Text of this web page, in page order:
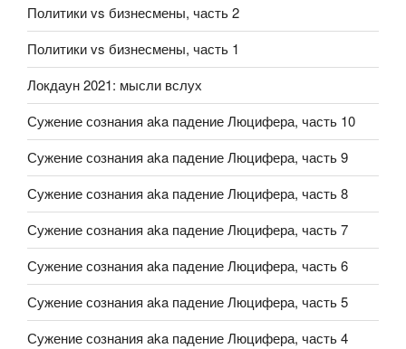
Политики vs бизнесмены, часть 2
Политики vs бизнесмены, часть 1
Локдаун 2021: мысли вслух
Сужение сознания aka падение Люцифера, часть 10
Сужение сознания aka падение Люцифера, часть 9
Сужение сознания aka падение Люцифера, часть 8
Сужение сознания aka падение Люцифера, часть 7
Сужение сознания aka падение Люцифера, часть 6
Сужение сознания aka падение Люцифера, часть 5
Сужение сознания aka падение Люцифера, часть 4